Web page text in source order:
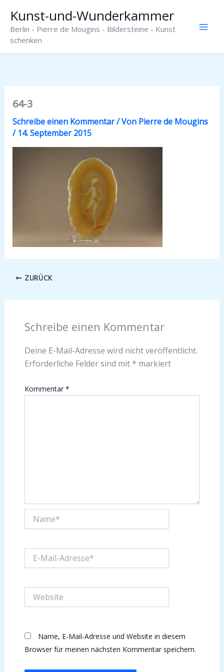
Inhalt
springen
Kunst-und-Wunderkammer
Berlin - Pierre de Mougins - Bildersteine - Kunst
schenken
64-3
Schreibe einen Kommentar/ Von Pierre de Mougins
/14. September 2015
ZURÜCK
Schreibe einen Kommentar
Deine E-Mail-Adresse wird nicht veröffentlicht.
Erforderliche Felder sind mit * markiert
Kommentar *
Mail-
Name, E-Mail-Adresse und Website in diesem
Browser für meinen nächsten Kommentar speichern.